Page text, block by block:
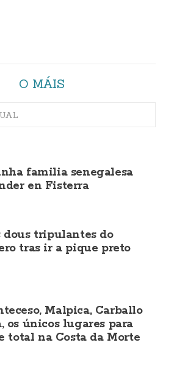
O MÁIS
familia senegalesa
en Fisterra
dous tripulantes do
tras ir a pique preto
Malpica, Carballo
os únicos lugares para
total na Costa da Morte